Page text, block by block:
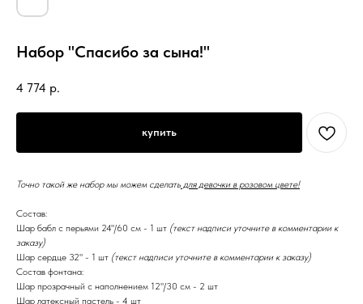
Набор "Спасибо за сына!"
4 774 р.
купить
Точно такой же набор мы можем сделатьдля девочки в розовом цвете!
Состав:
Шар бабл с перьями 24"/60 см - 1 шт (текст надписи уточните в комментарии к
заказу)
Шар сердце 32" - 1 шт (текст надписи уточните в комментарии к заказу)
Состав фонтана:
Шар прозрачный с наполнением 12"/30 см - 2 шт
Шар латексный пастель - 4 шт